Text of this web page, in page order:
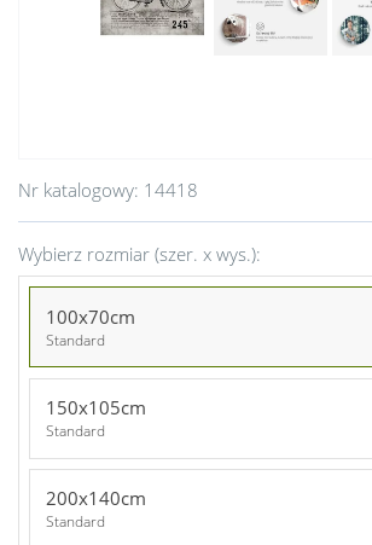
Nr katalogowy: 14418
Wybierz rozmiar (szer. x wys.):
100x70cm
Standard
150x105cm
Standard
200x140cm
Standard